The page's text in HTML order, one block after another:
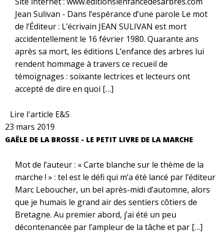
Jean Sulivan - Dans l’espérance d’une parole Le mot
de l’Éditeur : L’écrivain JEAN SULIVAN est mort
accidentellement le 16 février 1980. Quarante ans
après sa mort, les éditions L’enfance des arbres lui
rendent hommage à travers ce recueil de
témoignages : soixante lectrices et lecteurs ont
accepté de dire en quoi […]
Lire l'article E&S
23 mars 2019
GAËLE DE LA BROSSE - LE PETIT LIVRE DE LA MARCHE
Mot de l’auteur : « Carte blanche sur le thème de la
marche ! » : tel est le défi qui m’a été lancé par l’éditeur
Marc Leboucher, un bel après-midi d’automne, alors
que je humais le grand air des sentiers côtiers de
Bretagne. Au premier abord, j’ai été un peu
décontenancée par l’ampleur de la tâche et par […]